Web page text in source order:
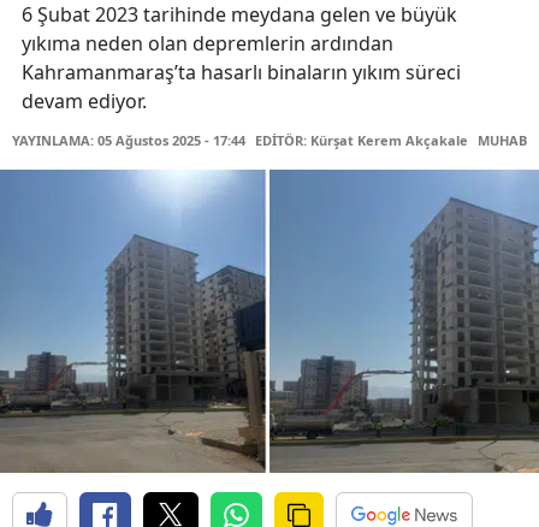
6 Şubat 2023 tarihinde meydana gelen ve büyük
yıkıma neden olan depremlerin ardından
Kahramanmaraş’ta hasarlı binaların yıkım süreci
devam ediyor.
YAYINLAMA: 05 Ağustos 2025 - 17:44 EDİTÖR: Kürşat Kerem Akçakale